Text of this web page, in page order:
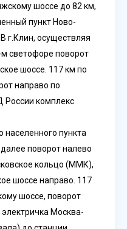
шоссе до 82 км,
пункт Ново-
г.Клин, осуществляя
светофоре поворот
шоссе. 117 км по
направо по
России комплекс
пункта
поворот налево
кольцо (ММК),
шоссе направо. 117
шоссе, поворот
Москва-